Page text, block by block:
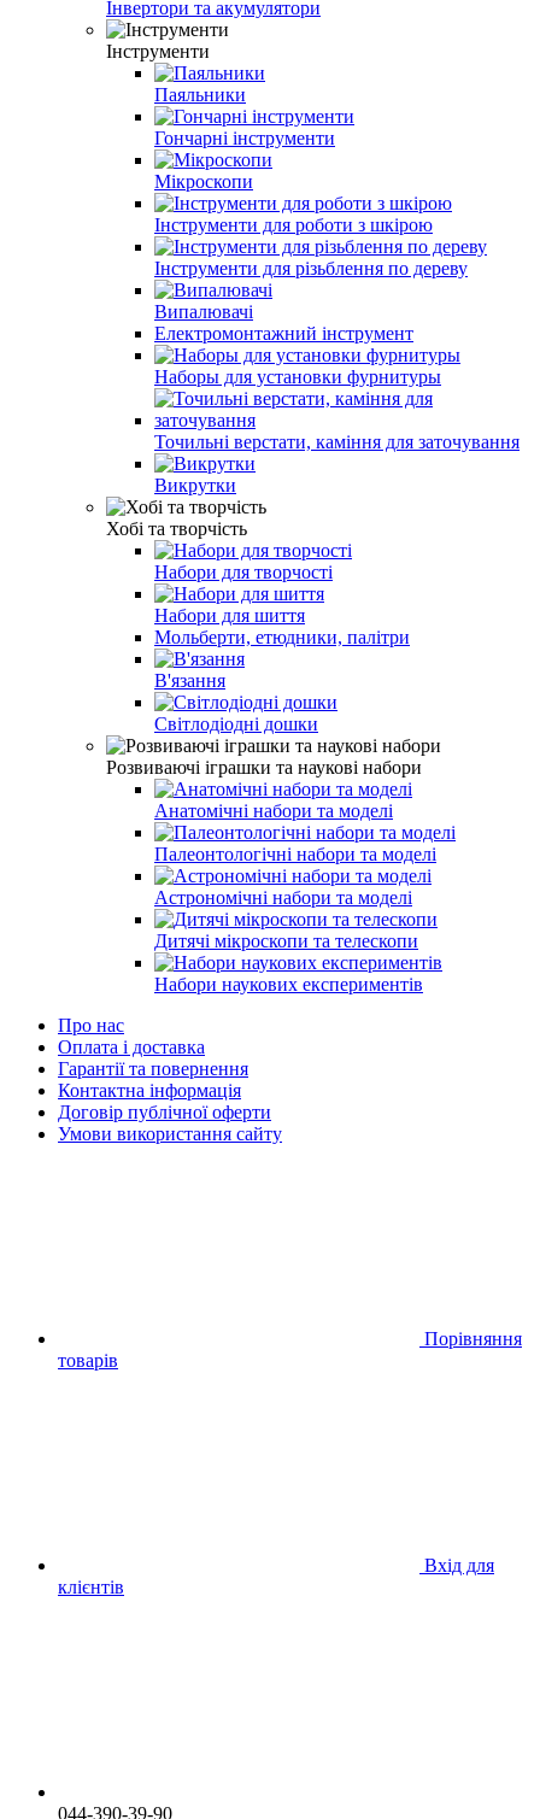
Інвертори та акумулятори
Інструменти
Паяльники
Гончарні інструменти
Мікроскопи
Інструменти для роботи з шкірою
Інструменти для різьблення по дереву
Випалювачі
Електромонтажний інструмент
Наборы для установки фурнитуры
Точильні верстати, каміння для заточування
Викрутки
Хобі та творчість
Набори для творчості
Набори для шиття
Мольберти, етюдники, палітри
В'язання
Світлодіодні дошки
Розвиваючі іграшки та наукові набори
Анатомічні набори та моделі
Палеонтологічні набори та моделі
Астрономічні набори та моделі
Дитячі мікроскопи та телескопи
Набори наукових експериментів
Про нас
Оплата і доставка
Гарантії та повернення
Контактна інформація
Договір публічної оферти
Умови використання сайту
Порівняння
товарів
Вхід для
клієнтів
044-390-39-90